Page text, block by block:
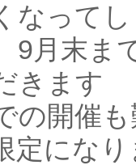
なって
9月末ま
きます
の開催
定にな